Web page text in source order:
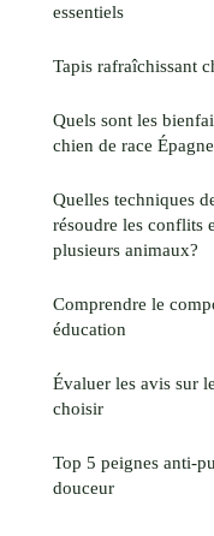
essentiels
Tapis rafraîchissant
Quels sont les
chien de race
Quelles techniques
résoudre les conflits
plusieurs animaux?
Comprendre le
éducation
Évaluer les avis sur
choisir
Top 5 peignes anti-
douceur